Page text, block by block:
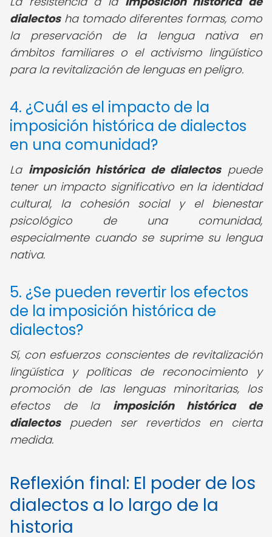
dialectosha tomado diferentes formas, como
la preservación de la lengua nativa en
ámbitos familiares o el activismo lingüístico
para la revitalización de lenguas en peligro.
4. ¿Cuál es el impacto de la
imposición histórica de dialectos
en una comunidad?
La imposición histórica de dialectospuede
tener un impacto significativo en la identidad
cultural, la cohesión social y el bienestar
psicológico de una comunidad,
especialmente cuando se suprime su lengua
nativa.
5. ¿Se pueden revertir los efectos
de la imposición histórica de
dialectos?
Sí, con esfuerzos conscientes de revitalización
lingüística y políticas de reconocimiento y
promoción de las lenguas minoritarias, los
efectos de la imposición histórica de
dialectospueden ser revertidos en cierta
medida.
Reflexión final: El poder de los
dialectos a lo largo de la
historia